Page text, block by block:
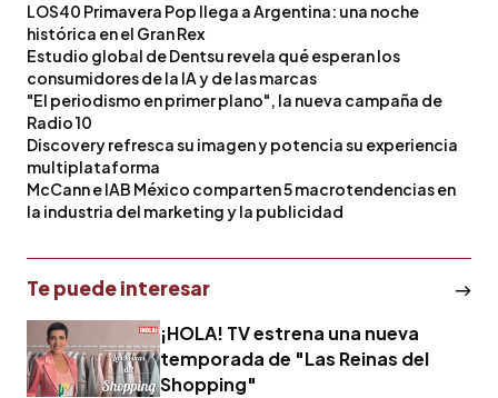
LOS40 Primavera Pop llega a Argentina: una noche
histórica en el Gran Rex
Estudio global de Dentsu revela qué esperan los
consumidores de la IA y de las marcas
"El periodismo en primer plano", la nueva campaña de
Radio 10
Discovery refresca su imagen y potencia su experiencia
multiplataforma
McCann e IAB México comparten 5 macrotendencias en
la industria del marketing y la publicidad
Te puede interesar
¡HOLA! TV estrena una nueva
temporada de "Las Reinas del
Shopping"